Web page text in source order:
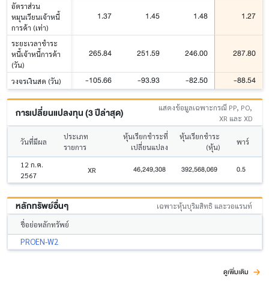
อัตราส่วน
หมุนเวียนเจ้าหนี้
การค้า (เท่า)
1.37 1.45 1.48 1.27
ระยะเวลาชำระ
หนี้เจ้าหนี้การค้า
(วัน)
265.84 251.59 246.00 287.80
วงจรเงินสด (วัน) -105.66 -93.93 -82.50 -88.54
การเปลี่ยนแปลงทุน (3 ปีล่าสุด)
แสดงข้อมูลเฉพาะกรณี PP, PO,
XR และ XD
วันที่มีผล
ประเภท
รายการ
หุ้นเรียกชำระที่
เปลี่ยนแปลง
หุ้นเรียกชำระ
(หุ้น)
พาร์
12 ก.ค.
2567
XR 46,249,308 392,568,069 0.5
หลักทรัพย์อื่นๆ
เฉพาะหุ้นบุริมสิทธิ และวอแรนท์
ชื่อย่อหลักทรัพย์
PROEN-W2
ดูเพิ่มเติม